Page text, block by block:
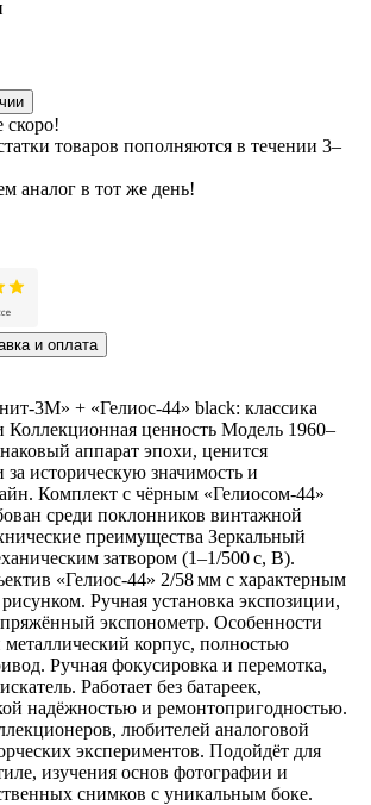
скоро!
товаров пополняются в течении 3–
аналог в тот же день!
и оплата
+ «Гелиос‑44» black: классика
Коллекционная ценность Модель 1960–
аппарат эпохи, ценится
историческую значимость и
Комплект с чёрным «Гелиосом‑44»
среди поклонников винтажной
преимущества Зеркальный
затвором (1–1/500 с, В).
«Гелиос‑44» 2/58 мм с характерным
Ручная установка экспозиции,
экспонометр. Особенности
корпус, полностью
Ручная фокусировка и перемотка,
Работает без батареек,
надёжностью и ремонтопригодностью.
любителей аналоговой
экспериментов. Подойдёт для
изучения основ фотографии и
снимков с уникальным боке.